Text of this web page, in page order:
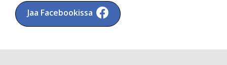
Jaa Facebookissa